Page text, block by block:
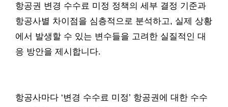
항공권 변경 수수료 미정 정책의 세부 결정 기준과
항공사별 차이점을 심층적으로 분석하고, 실제 상황
에서 발생할 수 있는 변수들을 고려한 실질적인 대
응 방안을 제시합니다.
항공사마다 ‘변경 수수료 미정’ 항공권에 대한 수수